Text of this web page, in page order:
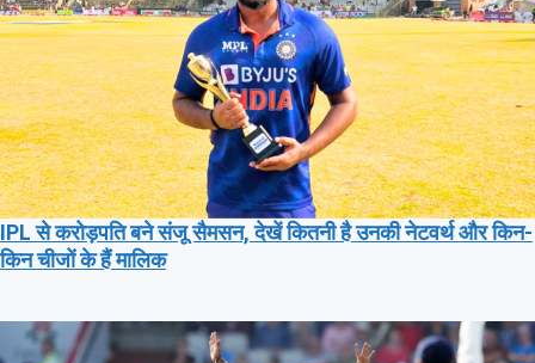
IPL से करोड़पति बने संजू सैमसन, देखें कितनी है उनकी नेटवर्थ और किन-
किन चीजों के हैं मालिक